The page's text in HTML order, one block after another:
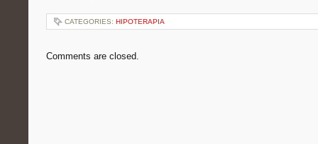
CATEGORIES: HIPOTERAPIA
Comments are closed.